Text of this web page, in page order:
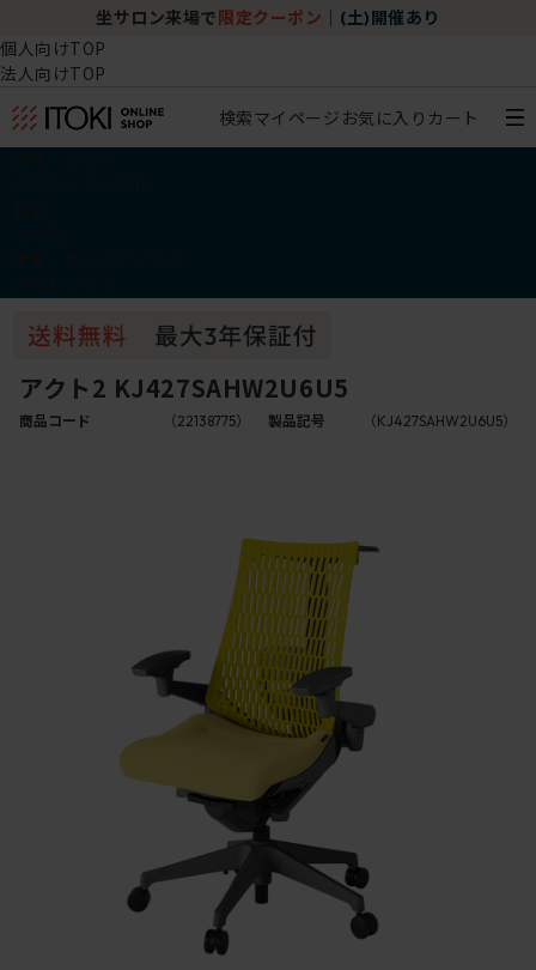
坐サロン来場で 限定クーポン (土)開催あり
個人向けTOP
法人向けTOP
検索マイページ お気に入り カート
アクト2 KJ427SAHW2U6U5
商品コード （22138775） 製品記号 （KJ427SAHW2U6U5）